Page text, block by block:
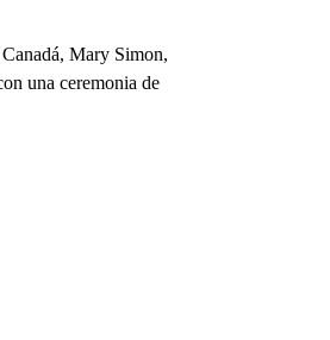
Mary Simon,
una ceremonia de